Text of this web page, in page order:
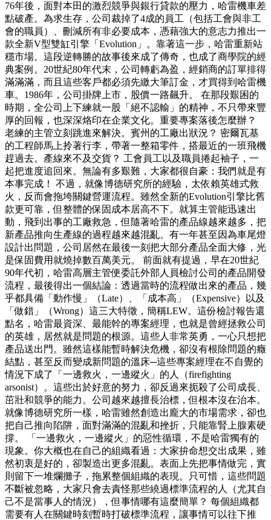
76年後，面對本田的激烈競爭與銀行貸款的壓力，哈雷機車差
點破產。為求生存，公司裁掉了4成的員工（包括工會與非工
會的職員）、刪減所有非必要成本，憑藉強大的意志力推出一
款全新V型雙缸引擎「Evolution」。靠著這一步，哈雷重新站
穩市場。這段逆轉勝的故事後來成了傳奇，也成了商學院的經
典案例。20世紀80年代末，公司轉虧為盈，經銷商的訂單排得
滿滿滿，而且這些客戶都必須先繳大筆訂金，才買得到哈雷機
車。1986年，公司掛牌上市，股價一路飆升。 在那段艱困的
時期，全公司上下練就一股「絕不認輸」的精神，不只帶來豐
厚的回報，也深深烙印在企業文化。重要專案落後怎麼辦？
老練的主管立刻跳進來解決。賓州的工廠出狀況？ 密爾瓦基
的工程師馬上拎著行李，帶著一整箱零件，搭最近的一班飛機
趕過去。產線來不及交貨？ 工會員工以及職員捲起袖子，一
起把進度追回來。無論有多艱難，大家都很自豪：我們就是有
本事完成！ 不過，就像博德研究所的經驗，太依賴英雄式救
火，反而會拖垮關鍵營運流程。雖然全新的Evolution引擎比舊
款更可靠，但整體的保固成本居高不下。就算主管能迅速出
動，飛到出事的工廠救急，但隨著哈雷的產品線越來越多，把
新產品推向生產線的過程越來越混亂。有一年甚至因為車尾燈
設計出問題，公司居然在最後一刻把大部分產品全面大修，光
是保固費用就燒掉數百萬美元。 前面就有提過，早在20世紀
90年代初，哈雷高層主管便委託外部人員檢討公司的產品開發
流程，最後得出一個結論：透過當時的流程做出來的產品，幾
乎都具備「動作慢」（Late）、「成本高」（Expensive）以及
「做錯」（Wrong）這三大特徵，簡稱LEW。這份檢討報告還
點名，哈雷最資深、最能幹的專案經理，也就是曾經拯救公司
的英雄，居然就是問題的根源。這些人非常英勇，一心只想把
產品送出門。雖然這樣能暫時解決危機，卻沒有根除問題的癥
結點，甚至反而變成新問題的溫床─這些專案經理在不自覺的
情況下成了「一邊救火，一邊縱火」的人（firefighting
arsonist）。這些出於好意的努力，卻反過來扼殺了公司成長、
茁壯和競爭的能力。公司越來越擅長治標，但根本沒在治本。
就像博德研究所一樣，哈雷雖然創造出龐大的市場需求，卻也
把自己推向陷阱，面對滿滿的混亂和挫折，只能靠腎上腺素硬
撐。 「一邊救火，一邊縱火」的惡性循環，不是哈雷獨有的
現象。你大概也在自己的組織看過：大家拚命想交出成果，雖
然初衷是好的，卻製造出更多混亂。表面上先把事情做完，實
則留下一堆爛攤子，拖累整個組織的表現。只可惜，這些問題
不斷被忽略，大家只會去責怪那些繞過標準流程的人（尤其自
己不是當事人的情況），但事情哪有這麼簡單？ 每個組織都
需要有人在關鍵時刻暫時打破標準流程，讓事情可以往下推